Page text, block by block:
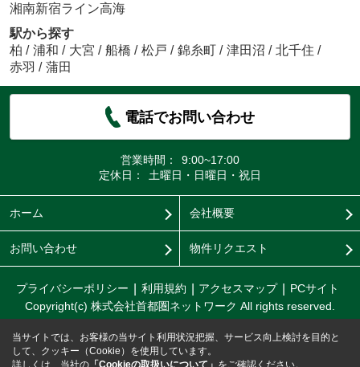
湘南新宿ライン高海
駅から探す
柏 / 浦和 / 大宮 / 船橋 / 松戸 / 錦糸町 / 津田沼 / 北千住 /
赤羽 / 蒲田
電話でお問い合わせ
営業時間：
9:00~17:00
定休日：
土曜日・日曜日・祝日
ホーム 会社概要
お問い合わせ 物件リクエスト
プライバシーポリシー 利用規約 アクセスマップ
PCサイト
Copyright(c) 株式会社首都圏ネットワーク All rights reserved.
当サイトでは、お客様の当サイト利用状況把握、サービス向上検討を目的と
して、クッキー（Cookie）を使用しています。
詳しくは、当社の 「Cookieの取扱いについて」 をご確認ください。